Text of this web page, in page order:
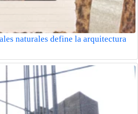
naturales define la arquitectura